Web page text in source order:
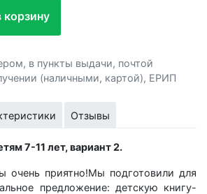
корзину
, в пункты выдачи, почтой
(наличными, картой), ЕРИП
Отзывы
7-11 лет, вариант 2.
очень приятно!Мы подготовили для
предложение: детскую книгу-